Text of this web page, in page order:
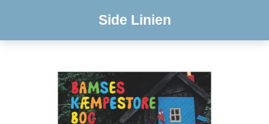
Side Linien